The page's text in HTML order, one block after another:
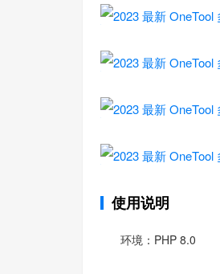
使用说明
环境：PHP 8.0